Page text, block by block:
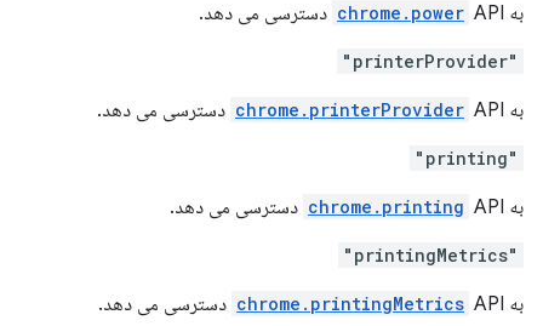
به chrome.power API دسترسی می دهد.
"printerProvider"
به chrome.printerProvider API دسترسی می دهد.
"printing"
به chrome.printing API دسترسی می دهد.
"printingMetrics"
به chrome.printingMetrics API دسترسی می دهد.